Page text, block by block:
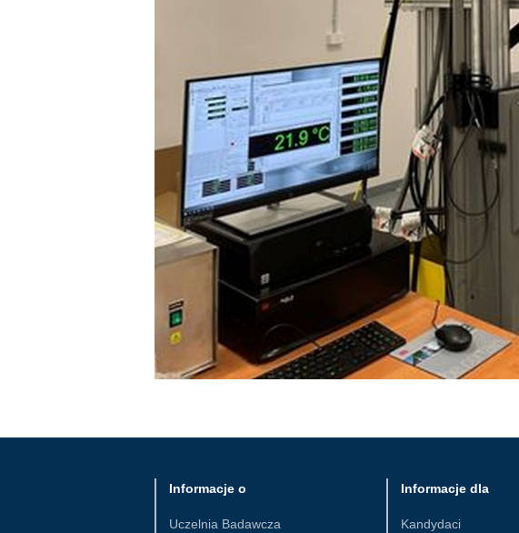
Informacje o
Uczelnia Badawcza
Informacje dla
Kandydaci